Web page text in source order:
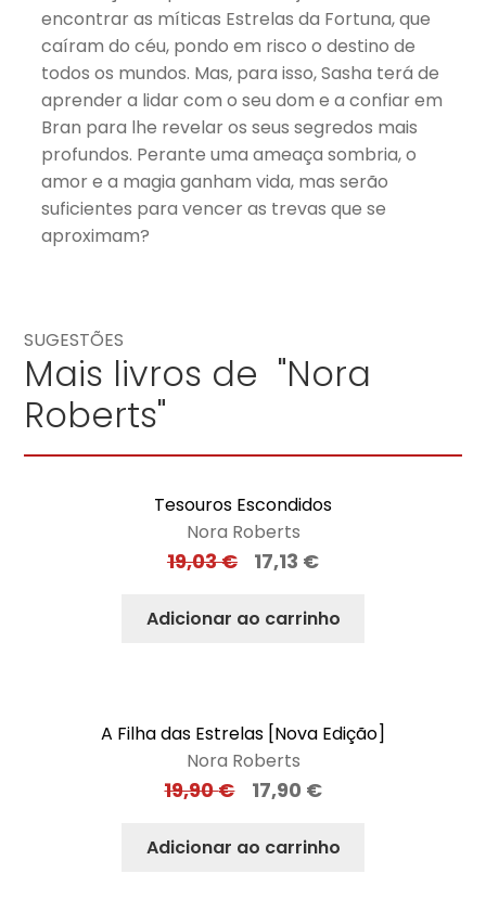
encontrar as míticas Estrelas da Fortuna, que
caíram do céu, pondo em risco o destino de
todos os mundos. Mas, para isso, Sasha terá de
aprender a lidar com o seu dom e a confiar em
Bran para lhe revelar os seus segredos mais
profundos. Perante uma ameaça sombria, o
amor e a magia ganham vida, mas serão
suficientes para vencer as trevas que se
aproximam?
SUGESTÕES
Mais livros de "Nora
Roberts"
Tesouros Escondidos
Nora Roberts
19,03€ 17,13 €
Adicionar ao carrinho
A Filha das Estrelas [Nova Edição]
Nora Roberts
19,90€ 17,90 €
Adicionar ao carrinho